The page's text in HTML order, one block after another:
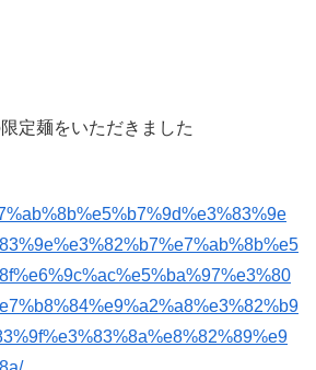
定麺をいただきました